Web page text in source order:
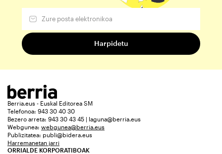
Berria.eus - Euskal Editorea SM
Telefonoa: 943 30 40 30
Bezero arreta: 943 30 43 45 | laguna@berria.eus
Webgunea: webgunea@berria.eus
Publizitatea: publi@bidera.eus
Harremanetan jarri
ORRIALDE KORPORATIBOAK